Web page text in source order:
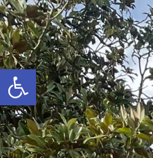
Ouvrir la barre d’outils
Aller
au
contenu